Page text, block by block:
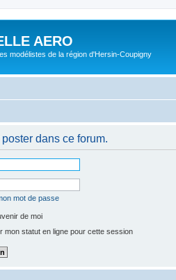
AERO
modélistes de la région d'Hersin-Coupigny
dans ce forum.
mot de passe
de moi
mon statut en ligne pour cette session